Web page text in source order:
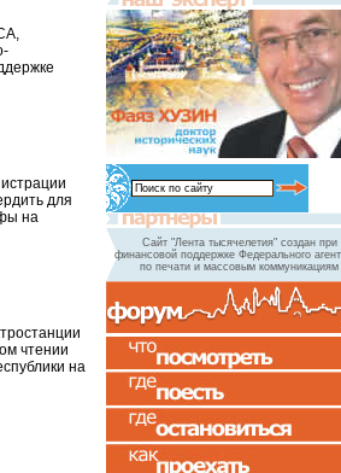
для
на
чтении
на
Сайт "Лента тысячелетия" создан при
финансовой поддержке Федерального
по печати и массовым коммуникациям